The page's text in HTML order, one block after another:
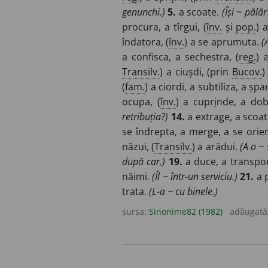
genunchi.) 5. a scoate. (Își ~
procura, a tîrgui, (înv. și pop.)
îndatora, (înv.) a se aprumuta.
a confisca, a sechestra, (reg.)
Transilv.) a ciușdi, (prin Bucov.)
(fam.) a ciordi, a subtiliza, a
ocupa, (înv.) a cuprinde, a
retribuția?) 14. a extrage, a
se îndrepta, a merge, a se
năzui, (Transilv.) a arădui. (A o ~
după car.) 19. a duce, a
năimi.(Îl ~ într-un serviciu.) 21. a
trata. (L-a ~ cu binele.)
sursa: Sinonime82 (1982)